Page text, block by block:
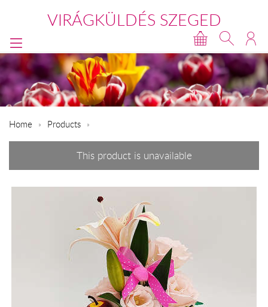
VIRÁGKÜLDÉS SZEGED
Home Products
This product is unavailable